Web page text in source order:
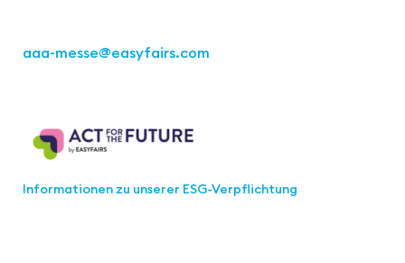
aaa-messe@easyfairs.com
Informationen zu unserer ESG-Verpflichtung